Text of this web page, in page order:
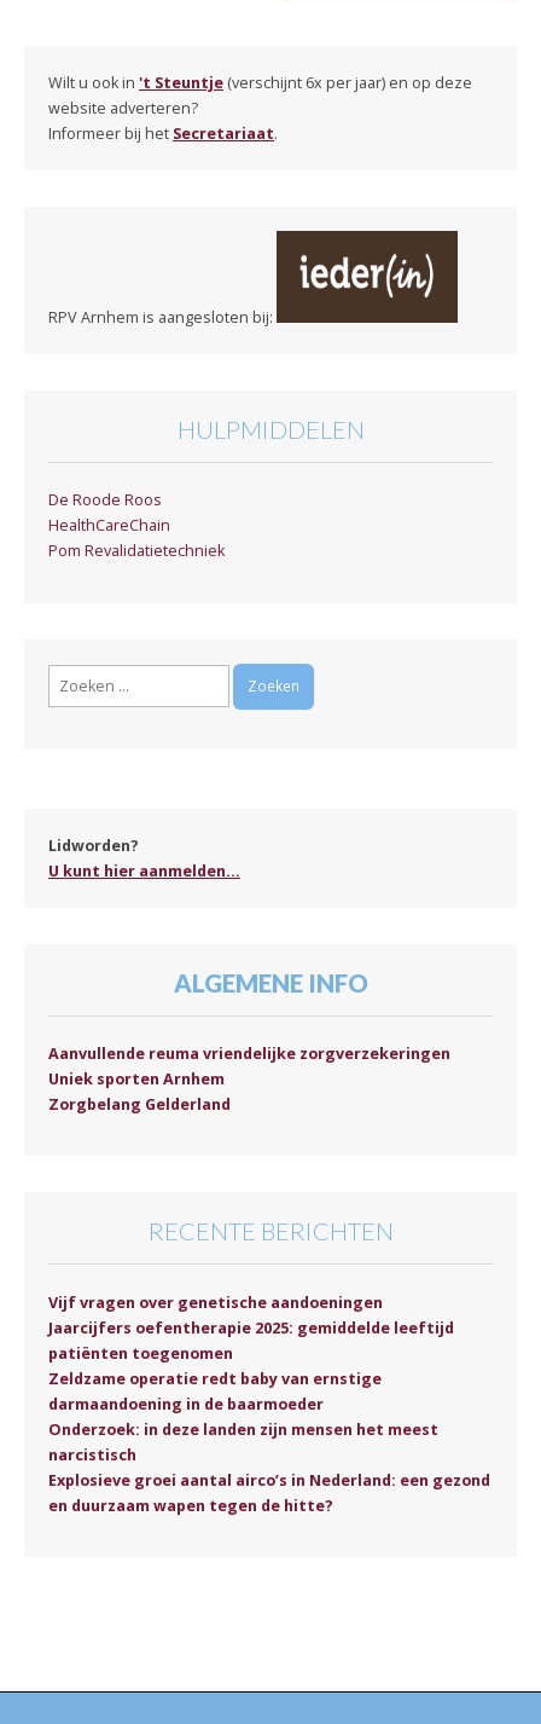
Wilt u ook in 't Steuntje (verschijnt 6x per jaar) en op deze
website adverteren?
Informeer bij het Secretariaat.
RPV Arnhem is aangesloten bij:
HULPMIDDELEN
De Roode Roos
HealthCareChain
Pom Revalidatietechniek
Zoeken
Lidworden?
U kunt hier aanmelden...
ALGEMENE INFO
Aanvullende reuma vriendelijke zorgverzekeringen
Uniek sporten Arnhem
Zorgbelang Gelderland
RECENTE BERICHTEN
Vijf vragen over genetische aandoeningen
Jaarcijfers oefentherapie 2025: gemiddelde leeftijd
patiënten toegenomen
Zeldzame operatie redt baby van ernstige
darmaandoening in de baarmoeder
Onderzoek: in deze landen zijn mensen het meest
narcistisch
Explosieve groei aantal airco’s in Nederland: een gezond
en duurzaam wapen tegen de hitte?